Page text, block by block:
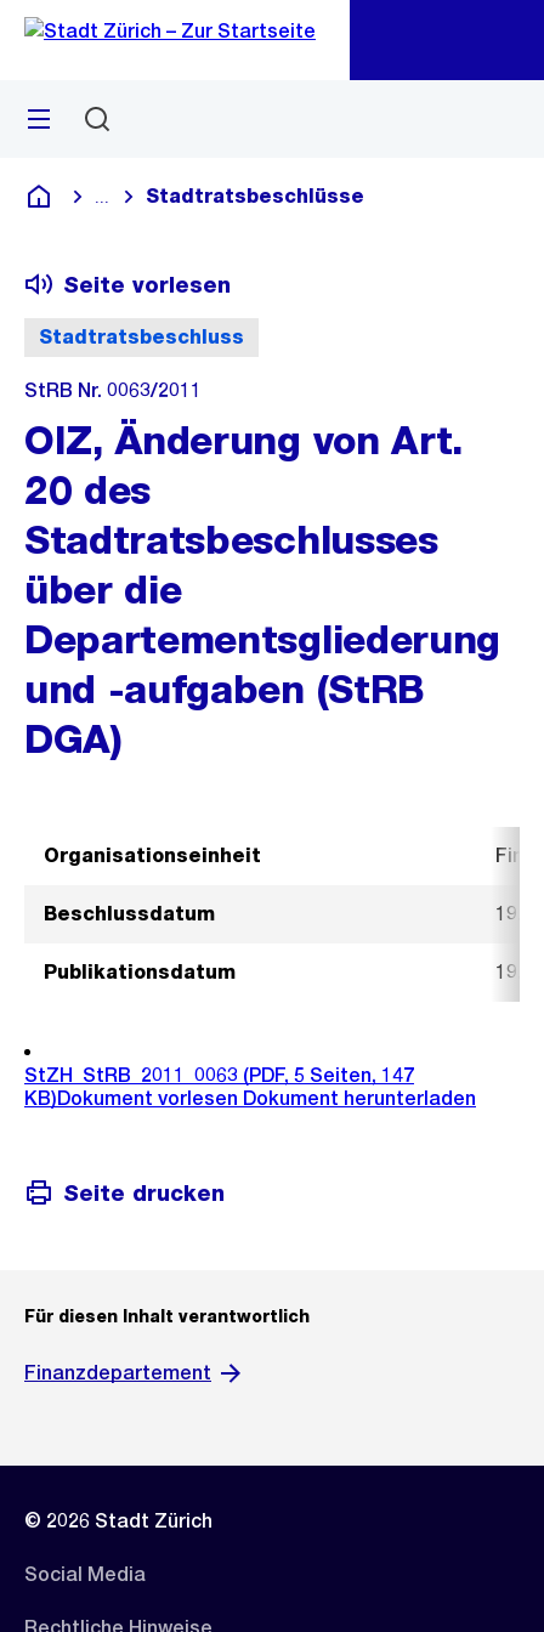
Navigation
Sprunglink
Menü
Deutsch
Blende alle Breadcrumbs ein
Stadtratsbeschlüsse
Stadtratsbeschluss
Seite vorlesen
StRB Nr. 0063/2011
OIZ, Änderung von Art.
20 des
Stadtratsbeschlusses
über die
Departementsgliederung
und -aufgaben (StRB
DGA)
Organisationseinheit
Beschlussdatum 19.
Publikationsdatum 19.
StZH_StRB_2011_0063 (PDF, 5 Seiten, 147
KB)Dokument vorlesen Dokument herunterladen
Seite drucken
Für diesen Inhalt verantwortlich
Finanzdepartement
© 2026 Stadt Zürich
Social Media